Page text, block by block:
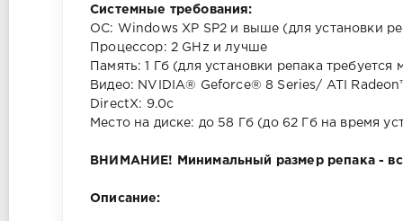
Системные требования:
ОС: Windows XP SP2 и выше (для установки
Процессор: 2 GHz и лучше
Память: 1 Гб (для установки репака
Видео: NVIDIA® Geforce® 8 Series/ ATI
DirectX: 9.0c
Место на диске: до 58 Гб (до 62 Гб на время
ВНИМАНИЕ! Минимальный размер репака -
Описание: